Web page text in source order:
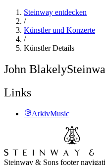
Steinway entdecken
/
Künstler und Konzerte
/
Künstler Details
John Blakely
Links
ArkivMusic
Steinway & Sons footer